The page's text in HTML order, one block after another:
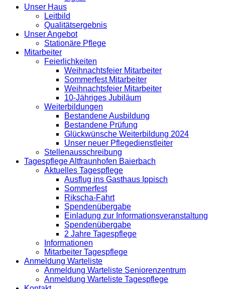
Unser Haus
Leitbild
Qualitätsergebnis
Unser Angebot
Stationäre Pflege
Mitarbeiter
Feierlichkeiten
Weihnachtsfeier Mitarbeiter
Sommerfest Mitarbeiter
Weihnachtsfeier Mitarbeiter
10-Jähriges Jubiläum
Weiterbildungen
Bestandene Ausbildung
Bestandene Prüfung
Glückwünsche Weiterbildung 2024
Unser neuer Pflegedienstleiter
Stellenausschreibung
Tagespflege Altfraunhofen Baierbach
Aktuelles Tagespflege
Ausflug ins Gasthaus Ippisch
Sommerfest
Rikscha-Fahrt
Spendenübergabe
Einladung zur Informationsveranstaltung
Spendenübergabe
2 Jahre Tagespflege
Informationen
Mitarbeiter Tagespflege
Anmeldung Warteliste
Anmeldung Warteliste Seniorenzentrum
Anmeldung Warteliste Tagespflege